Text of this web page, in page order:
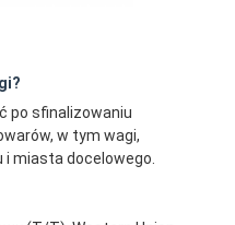
po sfinalizowaniu
w tym wagi,
miasta docelowego.